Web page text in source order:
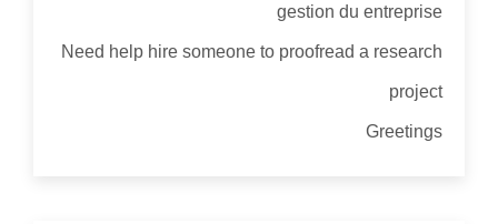
gestion du entreprise
Need help hire someone to proofread a research
project
Greetings